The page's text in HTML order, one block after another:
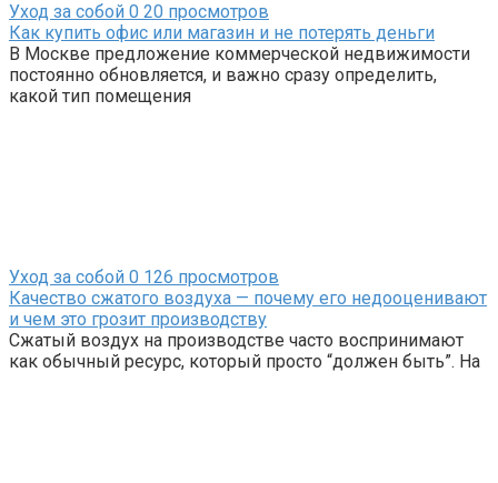
Уход за собой 0 20 просмотров
Как купить офис или магазин и не потерять деньги
В Москве предложение коммерческой недвижимости
постоянно обновляется, и важно сразу определить,
какой тип помещения
Уход за собой 0 126 просмотров
Качество сжатого воздуха — почему его недооценивают
и чем это грозит производству
Сжатый воздух на производстве часто воспринимают
как обычный ресурс, который просто “должен быть”. На